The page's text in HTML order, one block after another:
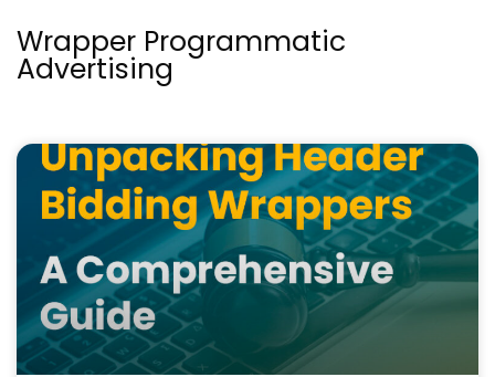
Wrapper Programmatic
Advertising